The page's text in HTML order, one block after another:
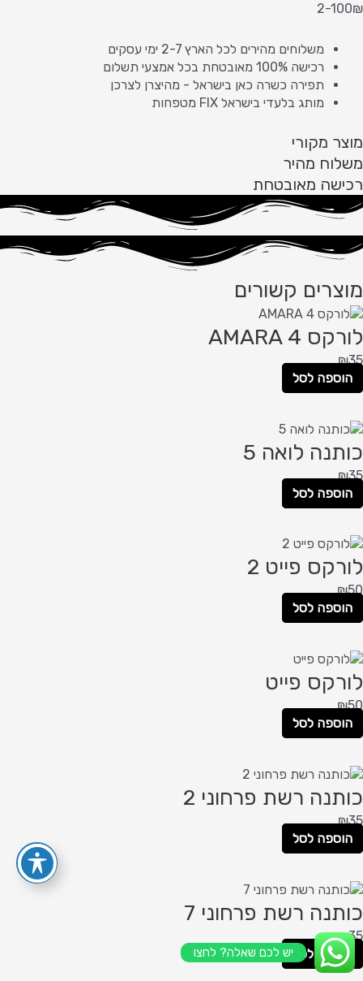
2-100₪
משלוחים מהירים לכל הארץ 2-7 ימי עסקים
רכישה 100% מאובטחת בכל אמצעי תשלום
תפירה כשרה כאן בישראל - מהיצרן לצרכן
מותג בלעדי בישראל FIX מטפחות
מוצר מקורי
משלוח מהיר
רכישה מאובטחת
מוצרים קשורים
לורקס AMARA 4
₪35
הוספה לסל
כותנה לואה 5
₪35
הוספה לסל
לורקס פייט 2
₪50
הוספה לסל
לורקס פייט
₪50
הוספה לסל
כותנה רשת פרחוני 2
₪35
הוספה לסל
כותנה רשת פרחוני 7
₪35
הוספה לסל יש לכם שאלה? לחצו